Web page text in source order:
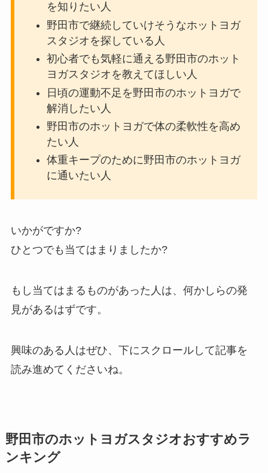
を知りたい人
野田市で継続していけそうなホットヨガ
スタジオを探している人
初心者でも気軽に通える野田市のホット
ヨガスタジオを教えてほしい人
日頃の運動不足を野田市のホットヨガで
解消したい人
野田市のホットヨガで体の柔軟性を高め
たい人
体重キープのために野田市のホットヨガ
に通いたい人
いかがですか?
ひとつでも当てはまりましたか?
もし当てはまるものがあった人は、何かしらの発
見があるはずです。
興味のある人はぜひ、下にスクロールして記事を
読み進めてくださいね。
野田市のホットヨガスタジオおすすめラ
ンキング